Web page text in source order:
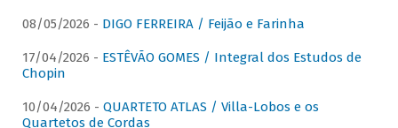
08/05/2026 - DIGO FERREIRA / Feijão e Farinha
17/04/2026 - ESTÊVÃO GOMES / Integral dos Estudos de
Chopin
10/04/2026 - QUARTETO ATLAS / Villa-Lobos e os
Quartetos de Cordas